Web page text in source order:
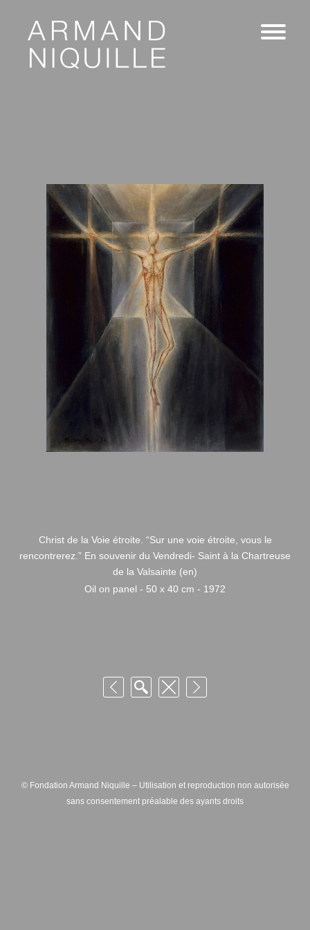
Christ de la Voie étroite. “Sur une voie étroite, vous le
rencontrerez.” En souvenir du Vendredi- Saint à la Chartreuse
de la Valsainte (en)
Oil on panel - 50 x 40 cm - 1972
© Fondation Armand Niquille – Utilisation et reproduction non autorisée
sans consentement préalable des ayants droits